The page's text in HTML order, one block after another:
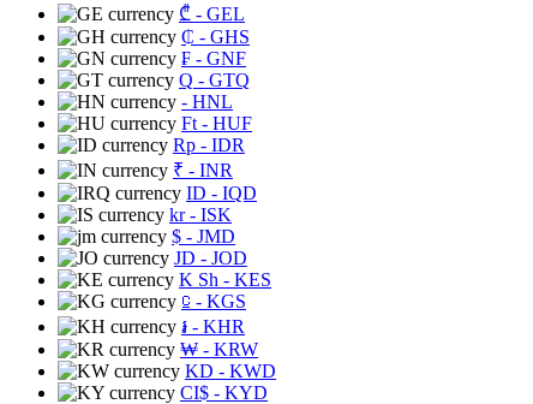
₾ - GEL
₵ - GHS
₣ - GNF
Q - GTQ
- HNL
Ft - HUF
Rp - IDR
₹ - INR
ID - IQD
kr- ISK
$ - JMD
JD - JOD
K Sh - KES
⃀ - KGS
៛ - KHR
₩ - KRW
KD - KWD
CI$ - KYD